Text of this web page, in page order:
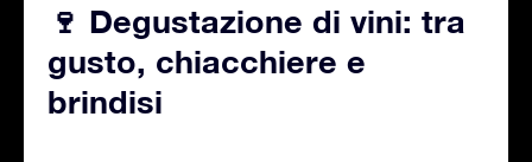
🍷 Degustazione di vini: tra
gusto, chiacchiere e
brindisi